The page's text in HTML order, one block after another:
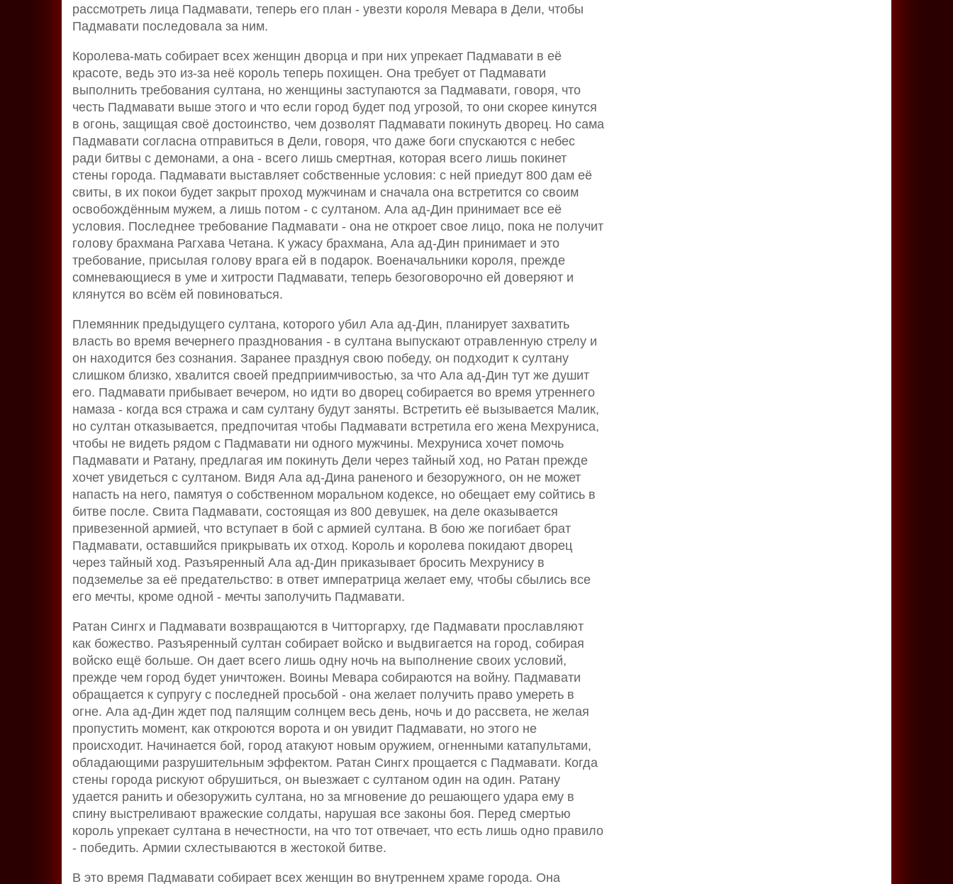
рассмотреть лица Падмавати, теперь его план - увезти короля Мевара в Дели, чтобы
Падмавати последовала за ним.
Королева-мать собирает всех женщин дворца и при них упрекает Падмавати в её
красоте, ведь это из-за неё король теперь похищен. Она требует от Падмавати
выполнить требования султана, но женщины заступаются за Падмавати, говоря, что
честь Падмавати выше этого и что если город будет под угрозой, то они скорее кинутся
в огонь, защищая своё достоинство, чем дозволят Падмавати покинуть дворец. Но сама
Падмавати согласна отправиться в Дели, говоря, что даже боги спускаются с небес
ради битвы с демонами, а она - всего лишь смертная, которая всего лишь покинет
стены города. Падмавати выставляет собственные условия: с ней приедут 800 дам её
свиты, в их покои будет закрыт проход мужчинам и сначала она встретится со своим
освобождённым мужем, а лишь потом - с султаном. Ала ад-Дин принимает все её
условия. Последнее требование Падмавати - она не откроет свое лицо, пока не получит
голову брахмана Рагхава Четана. К ужасу брахмана, Ала ад-Дин принимает и это
требование, присылая голову врага ей в подарок. Военачальники короля, прежде
сомневающиеся в уме и хитрости Падмавати, теперь безоговорочно ей доверяют и
клянутся во всём ей повиноваться.
Племянник предыдущего султана, которого убил Ала ад-Дин, планирует захватить
власть во время вечернего празднования - в султана выпускают отравленную стрелу и
он находится без сознания. Заранее празднуя свою победу, он подходит к султану
слишком близко, хвалится своей предприимчивостью, за что Ала ад-Дин тут же душит
его. Падмавати прибывает вечером, но идти во дворец собирается во время утреннего
намаза - когда вся стража и сам султану будут заняты. Встретить её вызывается Малик,
но султан отказывается, предпочитая чтобы Падмавати встретила его жена Мехруниса,
чтобы не видеть рядом с Падмавати ни одного мужчины. Мехруниса хочет помочь
Падмавати и Ратану, предлагая им покинуть Дели через тайный ход, но Ратан прежде
хочет увидеться с султаном. Видя Ала ад-Дина раненого и безоружного, он не может
напасть на него, памятуя о собственном моральном кодексе, но обещает ему сойтись в
битве после. Свита Падмавати, состоящая из 800 девушек, на деле оказывается
привезенной армией, что вступает в бой с армией султана. В бою же погибает брат
Падмавати, оставшийся прикрывать их отход. Король и королева покидают дворец
через тайный ход. Разъяренный Ала ад-Дин приказывает бросить Мехрунису в
подземелье за её предательство: в ответ императрица желает ему, чтобы сбылись все
его мечты, кроме одной - мечты заполучить Падмавати.
Ратан Сингх и Падмавати возвращаются в Читторгарху, где Падмавати прославляют
как божество. Разъяренный султан собирает войско и выдвигается на город, собирая
войско ещё больше. Он дает всего лишь одну ночь на выполнение своих условий,
прежде чем город будет уничтожен. Воины Мевара собираются на войну. Падмавати
обращается к супругу с последней просьбой - она желает получить право умереть в
огне. Ала ад-Дин ждет под палящим солнцем весь день, ночь и до рассвета, не желая
пропустить момент, как откроются ворота и он увидит Падмавати, но этого не
происходит. Начинается бой, город атакуют новым оружием, огненными катапультами,
обладающими разрушительным эффектом. Ратан Сингх прощается с Падмавати. Когда
стены города рискуют обрушиться, он выезжает с султаном один на один. Ратану
удается ранить и обезоружить султана, но за мгновение до решающего удара ему в
спину выстреливают вражеские солдаты, нарушая все законы боя. Перед смертью
король упрекает султана в нечестности, на что тот отвечает, что есть лишь одно правило
- победить. Армии схлестываются в жестокой битве.
В это время Падмавати собирает всех женщин во внутреннем храме города. Она